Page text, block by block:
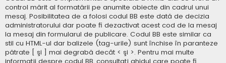
control mărit al formatării pe anumite obiecte din cadrul unui
mesaj. Posibilitatea de a folosi codul BB este dată de decizia
administratorului dar poate fi dezactivat acest cod de la mesaj
la mesaj din formularul de publicare. Codul BB este similar ca
stil cu HTML-ul dar balizele (tag-urile) sunt închise în paranteze
pătrate [ şi ] mai degrabă decât < şi >. Pentru mai multe